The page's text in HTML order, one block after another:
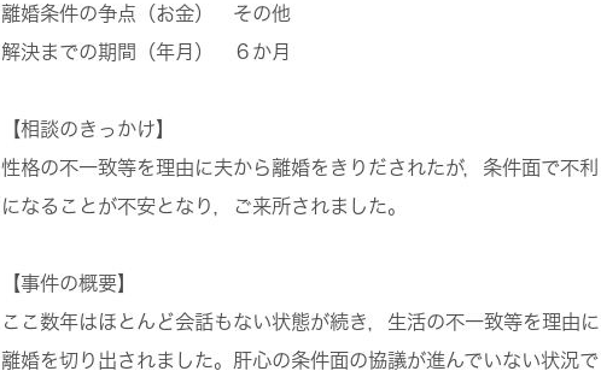
離婚条件の争点（お金）
その他
解決までの期間（年月）
６か月
【相談のきっかけ】
性格の不一致等を理由に夫から離婚をきりだされたが，条件面で不利
になることが不安となり，ご来所されました。
【事件の概要】
ここ数年はほとんど会話もない状態が続き，生活の不一致等を理由に
離婚を切り出されました。肝心の条件面の協議が進んでいない状況で